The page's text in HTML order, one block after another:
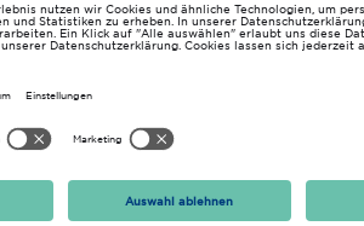
unterstützen? Diese
zugeschnitten auf
der Lernplattform
werden Info-